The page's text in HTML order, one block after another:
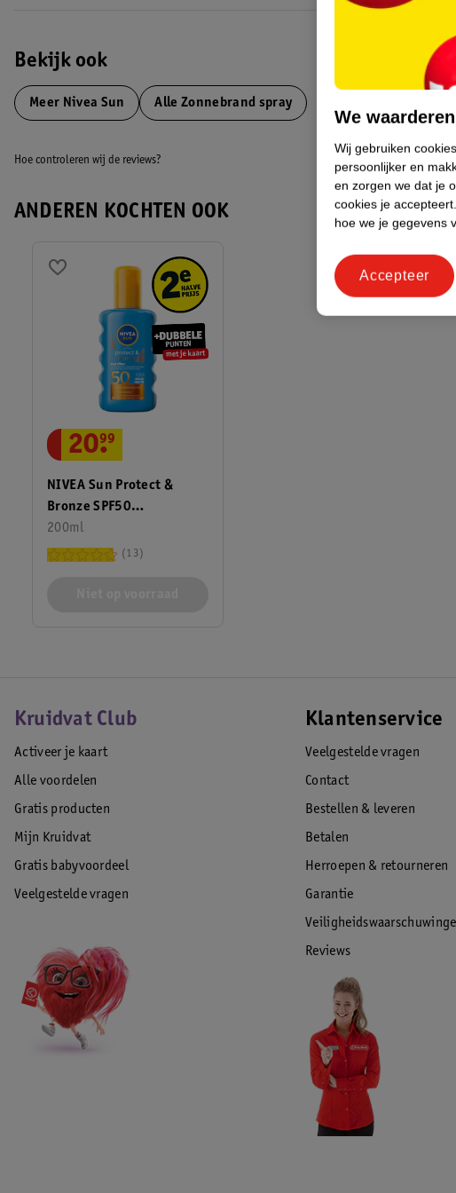
EAN code:4005900460134,4005808653539
Bekijk ook
Meer Nivea Sun Alle Zonnebrand spray
Hoe controleren wij de reviews?
ANDEREN KOCHTEN OOK
NIVEA Sun Protect &
Bronze SPF50
Zonnebrandspray
200ml
20.
99
13
Kruidvat Club
Activeer je kaart
Alle voordelen
Gratis producten
Mijn Kruidvat
Gratis babyvoordeel
Veelgestelde vragen
Klantenservice
Veelgestelde vragen
Contact
Bestellen & leveren
Betalen
Herroepen & retourneren
Garantie
Reviews
We
Wij gebruiken
persoonlijker en
en zorgen we dat je
cookies je accepteert.
hoe we je gegevens
Accepteer